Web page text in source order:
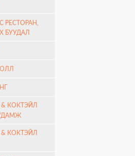
БУУДАЛ
КОКТЭЙЛ
КОКТЭЙЛ